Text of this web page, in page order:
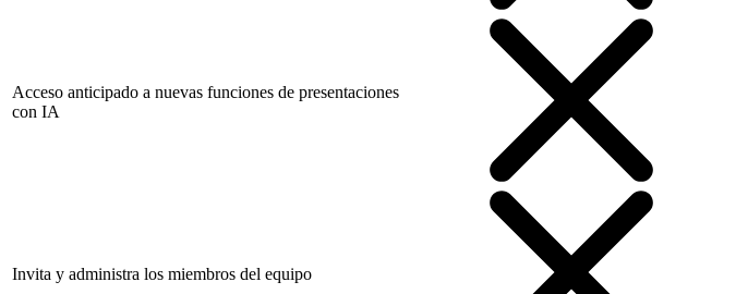
Acceso anticipado a nuevas funciones de presentaciones
con IA
Invita y administra los miembros del equipo